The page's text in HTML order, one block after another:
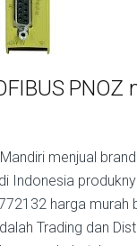
PNOZ
menjual brand
di Indonesia
harga murah
Trading dan